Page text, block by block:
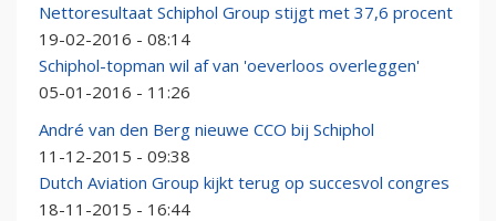
Nettoresultaat Schiphol Group stijgt met 37,6 procent
19-02-2016 - 08:14
Schiphol-topman wil af van 'oeverloos overleggen'
05-01-2016 - 11:26
André van den Berg nieuwe CCO bij Schiphol
11-12-2015 - 09:38
Dutch Aviation Group kijkt terug op succesvol congres
18-11-2015 - 16:44